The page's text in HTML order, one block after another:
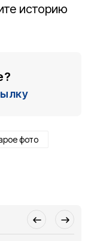
историю
фото